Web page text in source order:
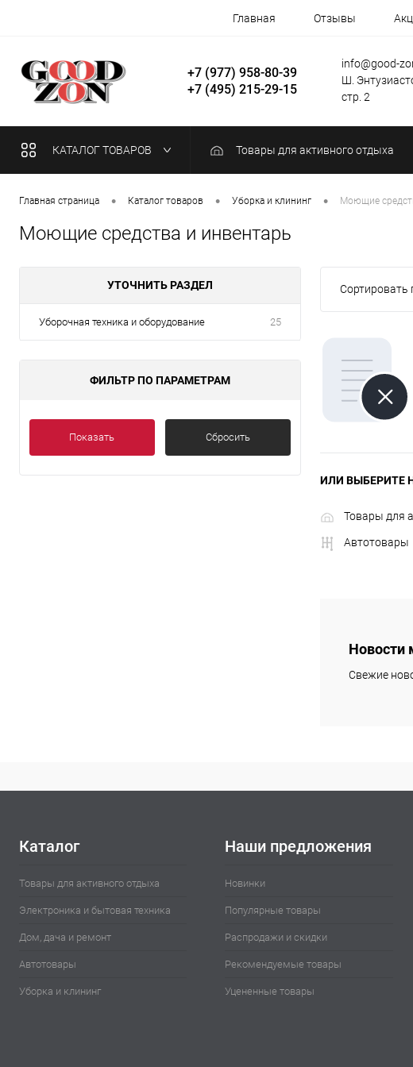
Главная Отзывы
+7 (977) 958-80-39
+7 (495) 215-29-15
info@good-
Ш.
стр. 2
КАТАЛОГ ТОВАРОВ Товары для активного отдыха
Главная страница • Каталог товаров • Уборка и клининг • Моющие
Моющие средства и инвентарь
УТОЧНИТЬ РАЗДЕЛ
Уборочная техника и оборудование 25
ФИЛЬТР ПО ПАРАМЕТРАМ
Показать Сбросить
Сортировать
ИЛИ ВЫБЕРИТЕ
Товары для
Автотовары
Новости
Свежие
Каталог
Товары для активного отдыха
Электроника и бытовая техника
Дом, дача и ремонт
Автотовары
Уборка и клининг
Наши предложения
Новинки
Популярные товары
Распродажи и скидки
Рекомендуемые товары
Уцененные товары